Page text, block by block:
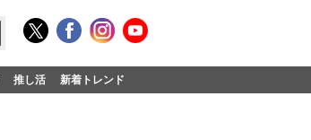
推し活 新着トレンド